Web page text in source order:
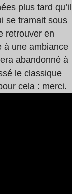
plus tard qu’il
se tramait sous
retrouver en
à une ambiance
abandonné à
le classique
cela : merci.